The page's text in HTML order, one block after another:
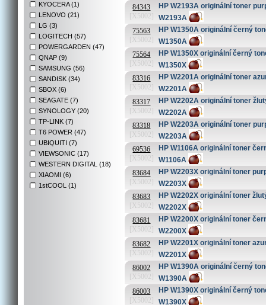
KYOCERA (1)
LENOVO (21)
LG (3)
LOGITECH (57)
POWERGARDEN (47)
QNAP (9)
SAMSUNG (56)
SANDISK (34)
SBOX (6)
SEAGATE (7)
SYNOLOGY (20)
TP-LINK (7)
T6 POWER (47)
UBIQUITI (7)
VIEWSONIC (17)
WESTERN DIGITAL (18)
XIAOMI (6)
1stCOOL (1)
84343
[X5002]
HP W2193A originální toner
W2193A
75563
[X5002]
HP W1350A originální černý
W1350A
75564
[X5002]
HP W1350X originální černý
W1350X
83316
[X5002]
HP W2201A originální toner
W2201A
83317
[X5002]
HP W2202A originální toner
W2202A
83318
[X5002]
HP W2203A originální toner
W2203A
69536
[X5002]
HP W1106A originální toner
W1106A
83684
[X5002]
HP W2203X originální toner
W2203X
83683
[X5002]
HP W2202X originální toner
W2202X
83681
[X5002]
HP W2200X originální toner
W2200X
83682
[X5002]
HP W2201X originální toner
W2201X
86002
[X5002]
HP W1390A originální černý
W1390A
86003
[X5002]
HP W1390X originální černý
W1390X